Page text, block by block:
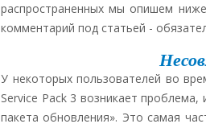
распространенных мы опишем
комментарий под статьей -
У некоторых пользователей во
Service Pack 3 возникает
пакета обновления». Это самая